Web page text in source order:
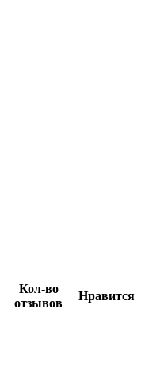
Кол-во
отзывов
Нравится